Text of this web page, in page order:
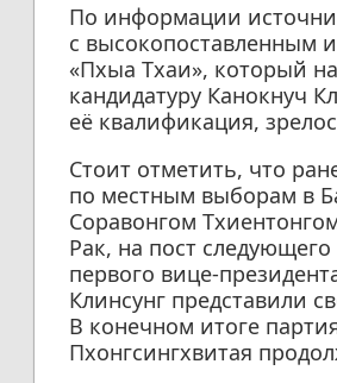
По информации
с высокопоставленным
«Пхыа Тхаи», который
кандидатуру Канокнуч
её квалификация,
Стоит отметить, что
по местным выборам в
Соравонгом
Рак, на пост
первого вице-
Клинсунг представили
В конечном итоге
Пхонгсингхвитая